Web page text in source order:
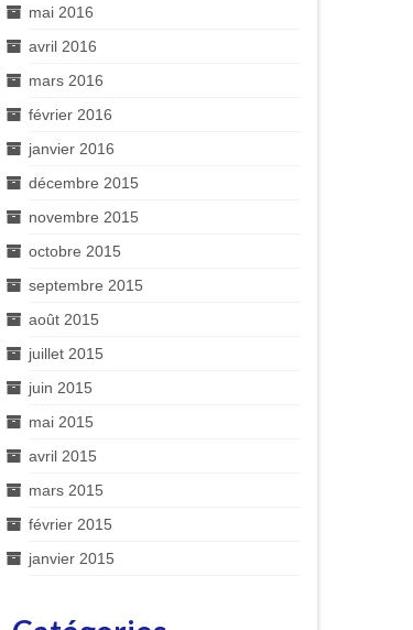
mai 2016
avril 2016
mars 2016
février 2016
janvier 2016
décembre 2015
novembre 2015
octobre 2015
septembre 2015
août 2015
juillet 2015
juin 2015
mai 2015
avril 2015
mars 2015
février 2015
janvier 2015